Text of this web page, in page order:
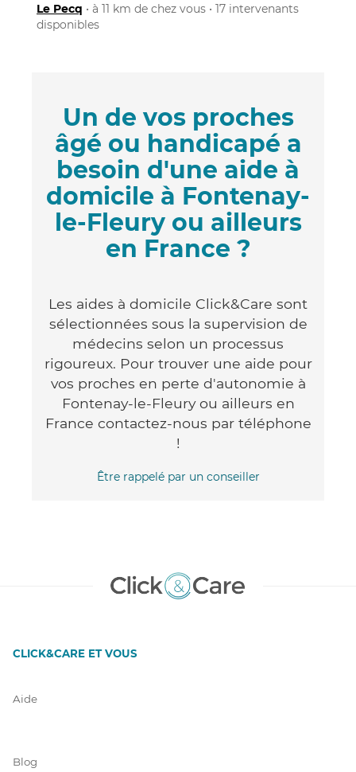
Le Pecq • à 11 km de chez vous • 17 intervenants
disponibles
Un de vos proches
âgé ou handicapé a
besoin d'une aide à
domicile à Fontenay-
le-Fleury ou ailleurs
en France ?
Les aides à domicile Click&Care sont
sélectionnées sous la supervision de
médecins selon un processus
rigoureux. Pour trouver une aide pour
vos proches en perte d'autonomie à
Fontenay-le-Fleury ou ailleurs en
France contactez-nous par téléphone
!
Être rappelé par un conseiller
CLICK&CARE ET VOUS
Aide
Blog